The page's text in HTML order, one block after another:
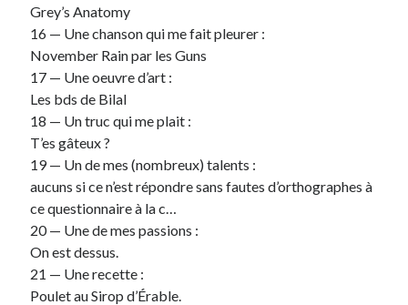
Lyon
Lyon à Livre Ouvert
Mini-monsieur
Non classé
Parole de Follower
Patchwork
Photos
Post inutile
Proust
Sons
Sorties cuculturelles
Tavukoi
Vidéos
Grey’s Anatomy
16 — Une chanson qui me fait pleurer :
November Rain par les Guns
17 — Une oeuvre d’art :
Les bds de Bilal
18 — Un truc qui me plait :
T’es gâteux ?
19 — Un de mes (nombreux) talents :
aucuns si ce n’est répondre sans fautes d’orthographes à
ce questionnaire à la c…
20 — Une de mes passions :
On est dessus.
21 — Une recette :
Poulet au Sirop d’Érable.